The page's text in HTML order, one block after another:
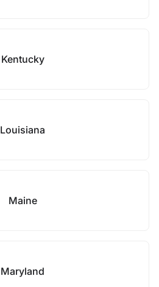
Kentucky
Louisiana
Maine
Maryland